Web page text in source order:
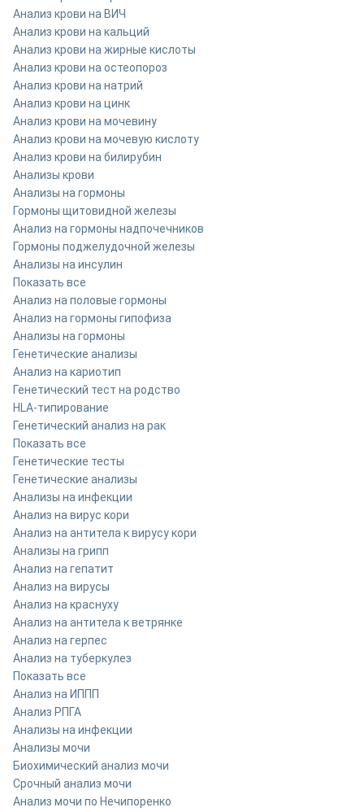
Анализ крови на ВИЧ
Анализ крови на кальций
Анализ крови на жирные кислоты
Анализ крови на остеопороз
Анализ крови на натрий
Анализ крови на цинк
Анализ крови на мочевину
Анализ крови на мочевую кислоту
Анализ крови на билирубин
Анализы крови
Анализы на гормоны
Гормоны щитовидной железы
Анализ на гормоны надпочечников
Гормоны поджелудочной железы
Анализы на инсулин
Показать все
Анализ на половые гормоны
Анализ на гормоны гипофиза
Анализы на гормоны
Генетические анализы
Анализ на кариотип
Генетический тест на родство
HLA-типирование
Генетический анализ на рак
Показать все
Генетические тесты
Генетические анализы
Анализы на инфекции
Анализ на вирус кори
Анализ на антитела к вирусу кори
Анализы на грипп
Анализ на гепатит
Анализ на вирусы
Анализ на краснуху
Анализ на антитела к ветрянке
Анализ на герпес
Анализ на туберкулез
Показать все
Анализ на ИППП
Анализ РПГА
Анализы на инфекции
Анализы мочи
Биохимический анализ мочи
Срочный анализ мочи
Анализ мочи по Нечипоренко